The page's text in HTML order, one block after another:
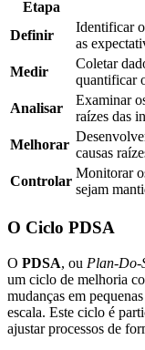
Etapa
Definir
Identificar
as
Medir
Coletar
quantificar
Analisar
Examinar
raízes das
Melhorar
causas
Controlar
Monitorar
sejam
O Ciclo PDSA
O PDSA, ou Plan-Do-
um ciclo de melhoria
mudanças em
escala. Este ciclo é
ajustar processos de